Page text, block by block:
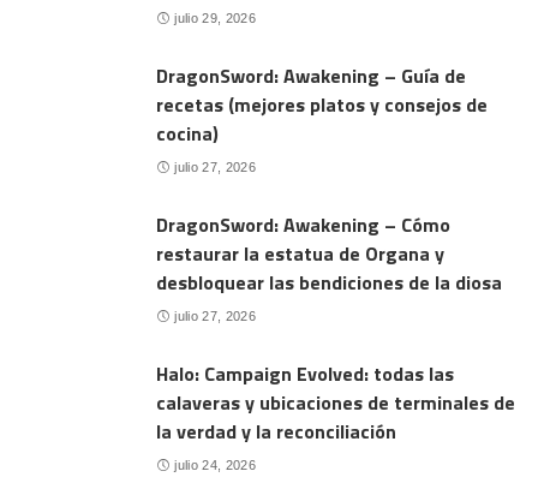
julio 29, 2026
DragonSword: Awakening – Guía de
recetas (mejores platos y consejos de
cocina)
julio 27, 2026
DragonSword: Awakening – Cómo
restaurar la estatua de Organa y
desbloquear las bendiciones de la diosa
julio 27, 2026
Halo: Campaign Evolved: todas las
calaveras y ubicaciones de terminales de
la verdad y la reconciliación
julio 24, 2026